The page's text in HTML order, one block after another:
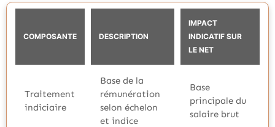
COMPOSANTE DESCRIPTION
IMPACT
INDICATIF SUR
LE NET
Traitement
indiciaire
Base de la
rémunération
selon échelon
et indice
Base
principale du
salaire brut